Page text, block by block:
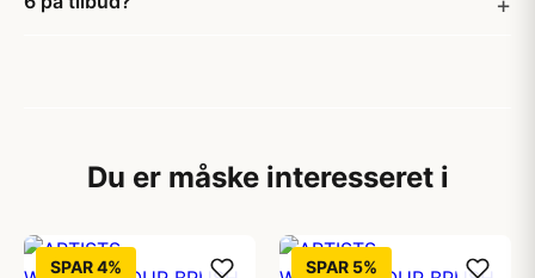
Du er måske interesseret i
SPAR 4% SPAR 5%